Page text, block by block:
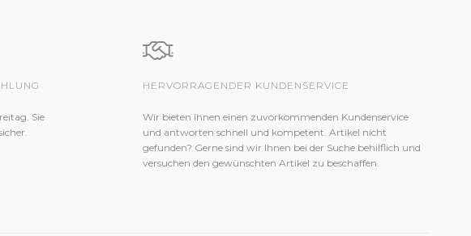
Sie
HERVORRAGENDER KUNDENSERVICE
Wir bieten Ihnen einen zuvorkommenden Kundenservice
und antworten schnell und kompetent. Artikel nicht
gefunden? Gerne sind wir Ihnen bei der Suche behilflich und
versuchen den gewünschten Artikel zu beschaffen.